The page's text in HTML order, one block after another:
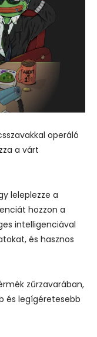
operáló
a várt
leleplezze a
hozzon a
intelligenciával
és hasznos
zűrzavarában,
és legígéretesebb